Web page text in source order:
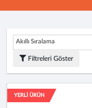
Akıllı Sıralama
Filtreleri Göster
YERLİ ÜRÜN